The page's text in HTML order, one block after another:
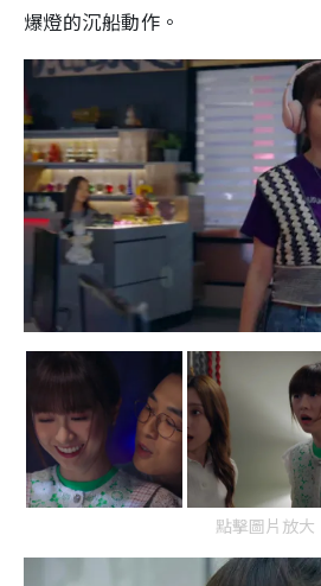
爆燈的沉船動作。
點擊圖片放大